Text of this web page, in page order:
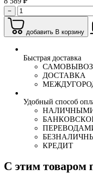
−
добавить В корзину
Быстрая доставка
САМОВЫВОЗ
ДОСТАВКА
Удобный способ
КРЕДИТ
С этим товаром